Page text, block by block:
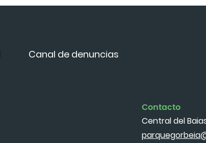
Canal de denuncias
Contacto
Central del